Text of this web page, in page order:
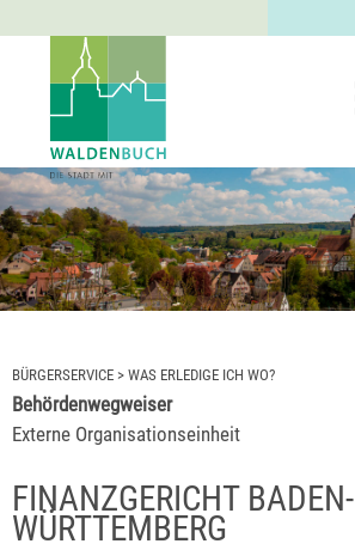
BÜRGERSERVICE > WAS ERLEDIGE ICH WO?
Behördenwegweiser
Externe Organisationseinheit
FINANZGERICHT BADEN-
WÜRTTEMBERG